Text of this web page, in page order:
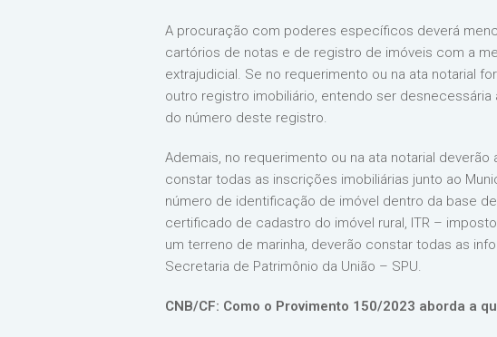
A procuração com poderes específicos deverá
cartórios de notas e de registro de imóveis com a
extrajudicial. Se no requerimento ou na ata notarial
outro registro imobiliário, entendo ser
do número deste registro.
Ademais, no requerimento ou na ata notarial
constar todas as inscrições imobiliárias junto ao
número de identificação de imóvel dentro da base
certificado de cadastro do imóvel rural, ITR –
um terreno de marinha, deverão constar todas as
Secretaria de Patrimônio da União – SPU.
CNB/CF: Como o Provimento 150/2023 aborda a